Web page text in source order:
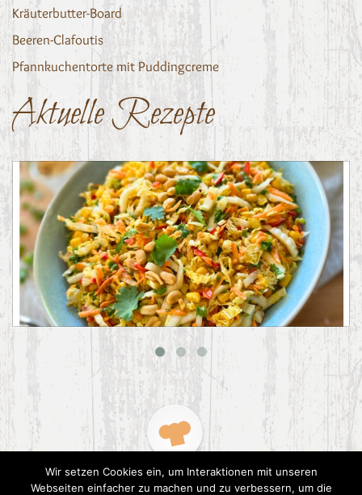
Kräuterbutter-Board
Beeren-Clafoutis
Pfannkuchentorte mit Puddingcreme
Aktuelle Rezepte
Asiatischer Chinakohl-Salat
Wir setzen Cookies ein, um Interaktionen mit unseren
Webseiten einfacher zu machen und zu verbessern, um die